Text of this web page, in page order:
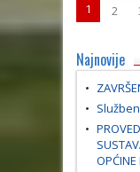
1 2
Najnovije
OPĆINE